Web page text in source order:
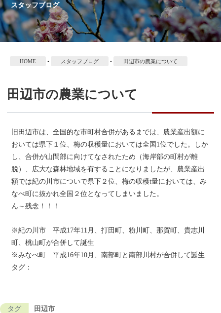
スタッフブログ
HOME • スタッフブログ • 田辺市の農業について
田辺市の農業について
旧田辺市は、全国的な市町村合併があるまでは、農業産出額に
おいては県下１位、梅の収穫量においては全国1位でした。しか
し、合併が山間部に向けてなされたため（海岸部の町村が離
脱）、広大な森林地域を有することになりましたが、農業産出
額では紀の川市についで県下２位、梅の収穫t量においては、み
なべ町に抜かれ全国２位となってしまいました。
ん～残念！！！
※紀の川市 平成17年11月、打田町、粉川町、那賀町、貴志川
町、桃山町が合併して誕生
※みなべ町 平成16年10月、南部町と南部川村が合併して誕生
タグ：
タグ 田辺市